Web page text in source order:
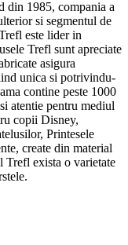
din 1985, compania a
si segmentul de
este lider in
Trefl sunt apreciate
asigura
unica si potrivindu-
contine peste 1000
atentie pentru mediul
copii Disney,
Printesele
create din material
exista o varietate